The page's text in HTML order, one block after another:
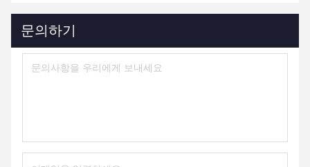
문의하기